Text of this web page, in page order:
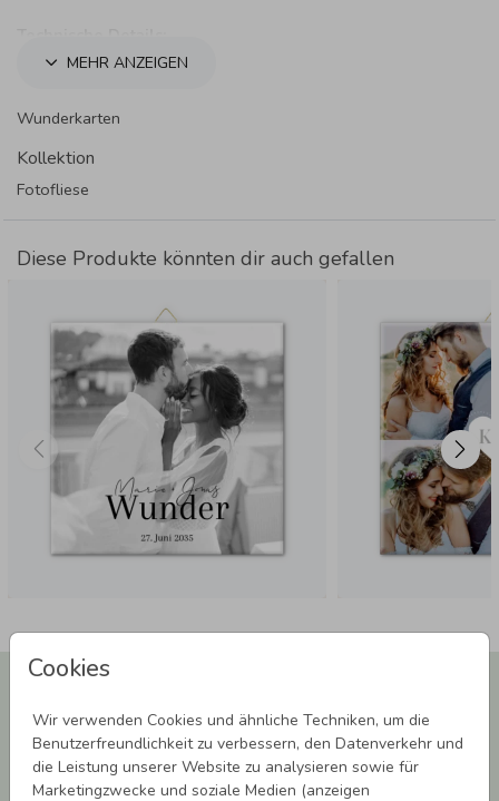
Cookies
Wir verwenden Cookies und ähnliche Techniken, um die
Benutzerfreundlichkeit zu verbessern, den Datenverkehr und
die Leistung unserer Website zu analysieren sowie für
Marketingzwecke und soziale Medien (anzeigen
Material:Keramik, 4 mm dick
Fotos/Motivs möglich.
Zubehör:
Anwendung:
Wichtige Hinweise:
zum Kartendruck möglich.
Empfehlung:Ohne Rahmen verwenden.
Versand:Sicher in Luftpolsterfolie verpackt, erfolgt
separat von anderen Bestellungen.
MEHR ANZEIGEN
Wunderkarten
Kollektion
Fotofliese
Diese Produkte könnten dir auch gefallen
Newsletter abonnieren und 5,00 € Rabatt**
Melde Dich zu unserem Newsletter an und bleibe auf dem
Laufenden.